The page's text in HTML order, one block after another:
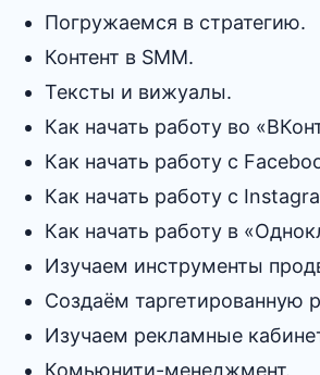
Погружаемся в стратегию.
Контент в SMM.
Тексты и вижуалы.
Как начать работу во
Как начать работу с
Как начать работу c
Как начать работу в
Изучаем инструменты
Создаём таргетированную
Изучаем рекламные
Комьюнити-менеджмент.